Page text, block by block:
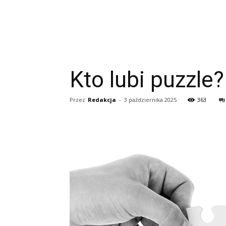
Kto lubi puzzle?
Przez Redakcja - 3 października 2025 363